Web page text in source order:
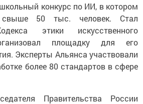
конкурс по ИИ, в котором
свыше 50 тыс. человек. Стал
этики искусственного
площадку для его
Эксперты Альянса участвовали
более 80 стандартов в сфере
Правительства России